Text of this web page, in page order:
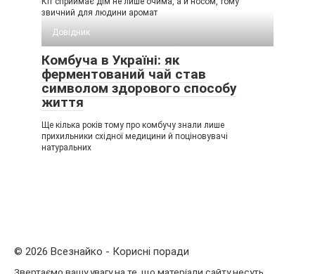
звичний для людини аромат
Довідник
Комбуча в Україні: як
ферментований чай став
символом здорового способу
життя
Ще кілька років тому про комбучу знали лише
прихильники східної медицини й поціновувачі
натуральних
© 2026 Всезнайко - Корисні поради